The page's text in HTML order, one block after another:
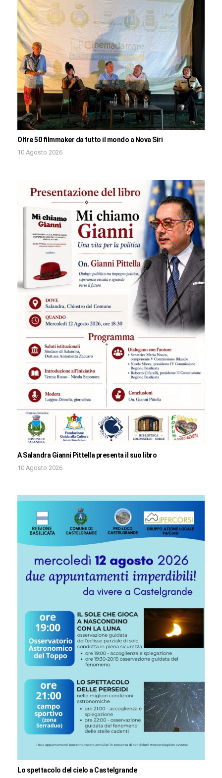
Oltre 50 filmmaker da tutto il mondo a Nova Siri
10 Agosto 2026
A Salandra Gianni Pittella presenta il suo libro
10 Agosto 2026
Lo spettacolo del cielo a Castelgrande